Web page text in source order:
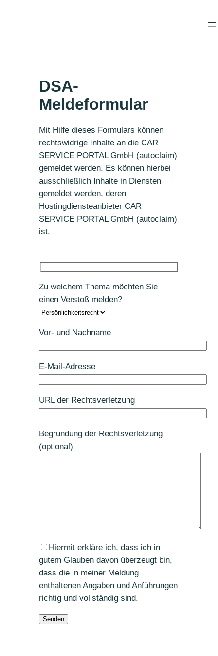
DSA-
Meldeformular
Mit Hilfe dieses Formulars können
rechtswidrige Inhalte an die CAR
SERVICE PORTAL GmbH (autoclaim)
gemeldet werden. Es können hierbei
ausschließlich Inhalte in Diensten
gemeldet werden, deren
Hostingdiensteanbieter CAR
SERVICE PORTAL GmbH (autoclaim)
ist.
Zu welchem Thema möchten Sie
einen Verstoß melden?
Vor- und Nachname
E-Mail-Adresse
URL der Rechtsverletzung
Begründung der Rechtsverletzung
(optional)
Hiermit erkläre ich, dass ich in
gutem Glauben davon überzeugt bin,
dass die in meiner Meldung
enthaltenen Angaben und Anführungen
richtig und vollständig sind.